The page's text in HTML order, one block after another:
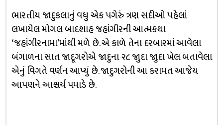
ભારતીય જાદુકલાનું વધુ એક પગેરું ત્રણ સદીઓ પહેલાં
લખાયેલ મોગલ બાદશાહ જહાંગીરની આત્મકથા
‘જહાંગીરનામા’માંથી મળે છે. એ કાળે તેના દરબારમાં આવેલા
બંગાળના સાત જાદૂગરોએ જાદુના ૨૮ જાુદા જાુદા ખેલ બતાવેલા
એનું વિગતે વર્ણન આપ્યું છે. જાદુગરોની આ કરામત આજેય
આપણને આશ્ચર્ય પમાડે છે.